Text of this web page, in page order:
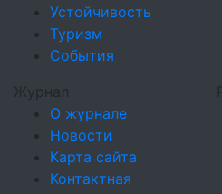
Устойчивость
Туризм
События
Журнал
О журнале
Новости
Карта сайта
Контактная